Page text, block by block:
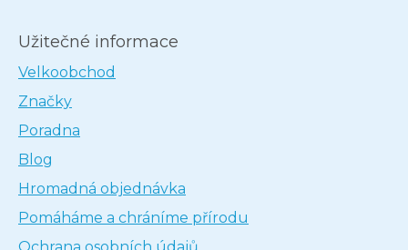
Užitečné informace
Velkoobchod
Značky
Poradna
Blog
Hromadná objednávka
Pomáháme a chráníme přírodu